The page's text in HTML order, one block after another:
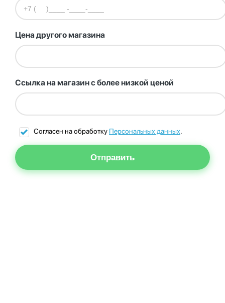
Цена другого магазина
Ссылка на магазин с более низкой ценой
Согласен на обработку Персональных данных.
Отправить